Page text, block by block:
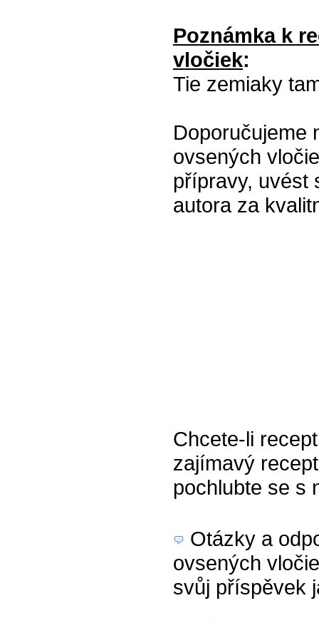
Poznámka k
vločiek:
Tie zemiaky
Doporučujeme
ovsených
přípravy, uvést
autora za
Chcete-li
zajímavý
pochlubte se s
Otázky a
ovsených
svůj příspěvek